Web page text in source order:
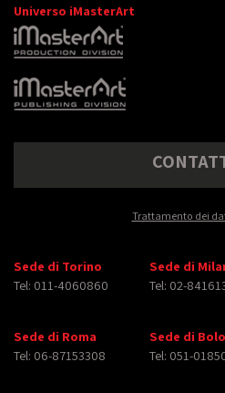
Universo iMasterArt
Trattamento dei
Sede di Torino
Tel: 011-4060860
Sede di
Tel: 02-
Sede di Roma
Tel: 06-87153308
Sede di
Tel: 051-